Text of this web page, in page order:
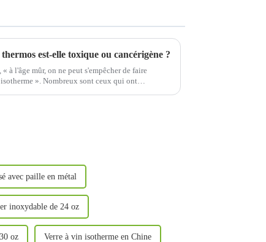
est-elle toxique ou cancérigène ?
à l'âge mûr, on ne peut s'empêcher de faire
». Nombreux sont ceux qui ont
avec paille en métal
inoxydable de 24 oz
oz Verre à vin isotherme en Chine